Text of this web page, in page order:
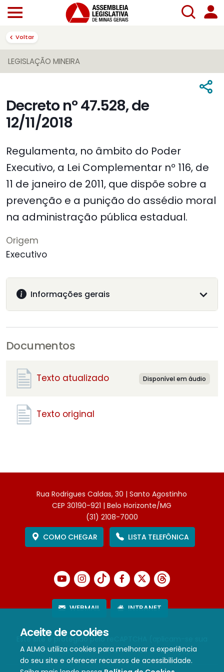
Aceite de cookies
A ALMG utiliza cookies para melhorar a experiência
do seu site e oferecer recursos de acessibilidade.
Voltar
LEGISLAÇÃO MINEIRA
Decreto nº 47.528, de
12/11/2018
Regulamenta, no âmbito do Poder
Executivo, a Lei Complementar nº 116, de
11 de janeiro de 2011, que dispõe sobre a
prevenção e a punição do assédio moral
na administração pública estadual.
Origem
Executivo
Informações gerais
Documentos
Texto atualizado Disponível em áudio
Texto original
Rua Rodrigues Caldas, 30 | Santo Agostinho
CEP 30190-921 | Belo Horizonte/MG
(31) 2108-7000
COMO CHEGAR
LISTA TELEFÔNICA
WEBMAIL INTRANET
Este site é protegido pelo reCAPTCHA (aplicam-se sua
Política de PrivacidadeeTermos de Serviço).